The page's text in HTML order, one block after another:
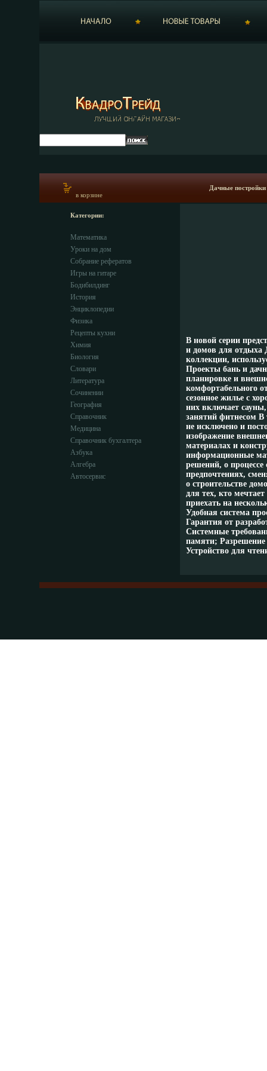
в корзине
Дачные
Категории:
Математика
Уроки на дом
Собрание рефератов
Игры на гитаре
Бодибилдинг
История
Энциклопедии
Физика
Рецепты кухни
Химия
Биология
Словари
Литература
Сочинении
География
Справочник
Медицина
Справочник бухгалтера
Азбука
Алгебра
Автосервис
В новой серии
и домов для отдыха
коллекции,
Проекты бань и
планировке и
комфортабельного
сезонное жилье с
них включает
занятий фитнесом В
не исключено и
изображение
материалах и
информационные
решений, о процессе
предпочтениях,
о строительстве
для тех, кто
приехать на
Удобная система
Гарантия от
Системные
памяти; Разрешение
Устройство для